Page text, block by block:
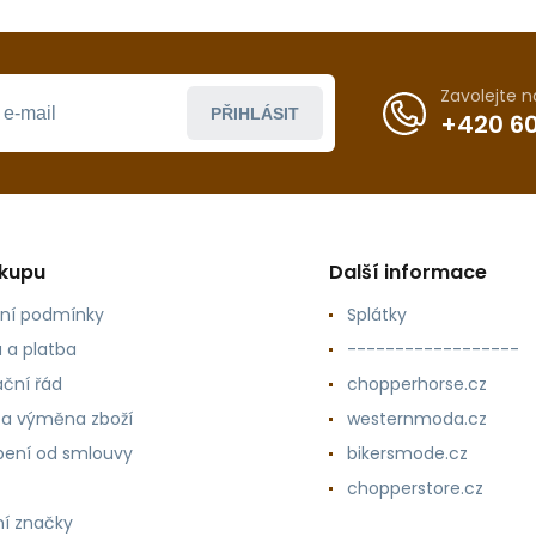
PŘIHLÁSIT
Zavolejte
+420
podmínky
a platba
řád
výměna zboží
od smlouvy
značky
Další informace
Splátky
------------------
chopperhorse.cz
westernmoda.cz
bikersmode.cz
chopperstore.cz